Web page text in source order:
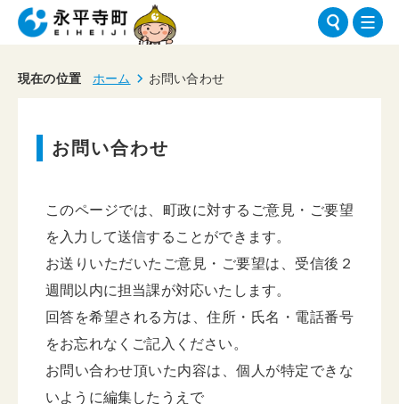
現在の位置 ホーム お問い合わせ
お問い合わせ
このページでは、町政に対するご意見・ご要望
を入力して送信することができます。
お送りいただいたご意見・ご要望は、受信後２
週間以内に担当課が対応いたします。
回答を希望される方は、住所・氏名・電話番号
をお忘れなくご記入ください。
お問い合わせ頂いた内容は、個人が特定できな
いように編集したうえで